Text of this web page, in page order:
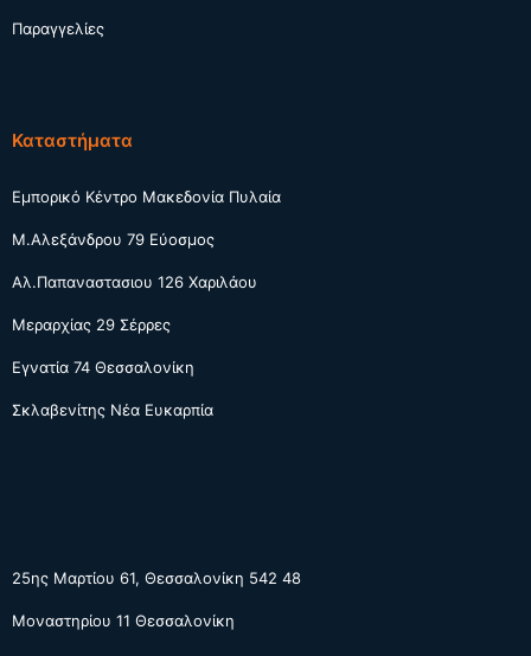
Παραγγελίες
Καταστήματα
Εμπορικό Κέντρο Μακεδονία Πυλαία
Μ.Αλεξάνδρου 79 Εύοσμος
Αλ.Παπαναστασιου 126 Χαριλάου
Μεραρχίας 29 Σέρρες
Εγνατία 74 Θεσσαλονίκη
Σκλαβενίτης Νέα Ευκαρπία
25ης Μαρτίου 61, Θεσσαλονίκη 542 48
Μοναστηρίου 11 Θεσσαλονίκη